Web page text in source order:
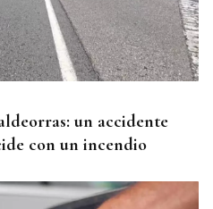
mar Rojo en un
un accidente
con un incendio